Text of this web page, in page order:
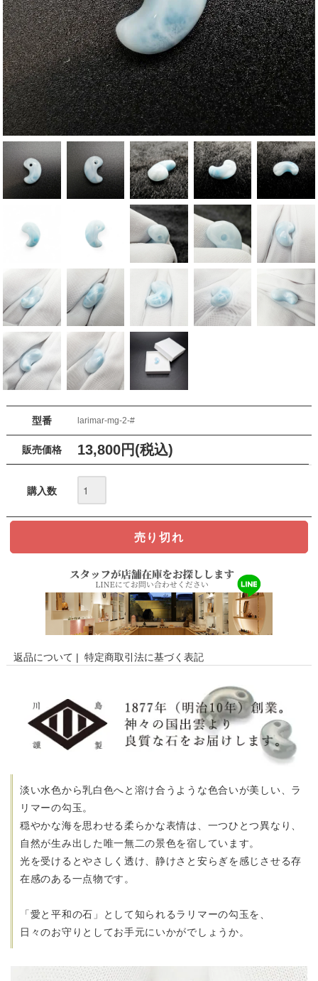
型番 larimar-mg-2-#
販売価格 13,800円(税込)
購入数
返品について | 特定商取引法に基づく表記
淡い水色から乳白色へと溶け合うような色合いが美しい、ラ
リマーの勾玉。
穏やかな海を思わせる柔らかな表情は、一つひとつ異なり、
自然が生み出した唯一無二の景色を宿しています。
光を受けるとやさしく透け、静けさと安らぎを感じさせる存
在感のある一点物です。
「愛と平和の石」として知られるラリマーの勾玉を、
日々のお守りとしてお手元にいかがでしょうか。